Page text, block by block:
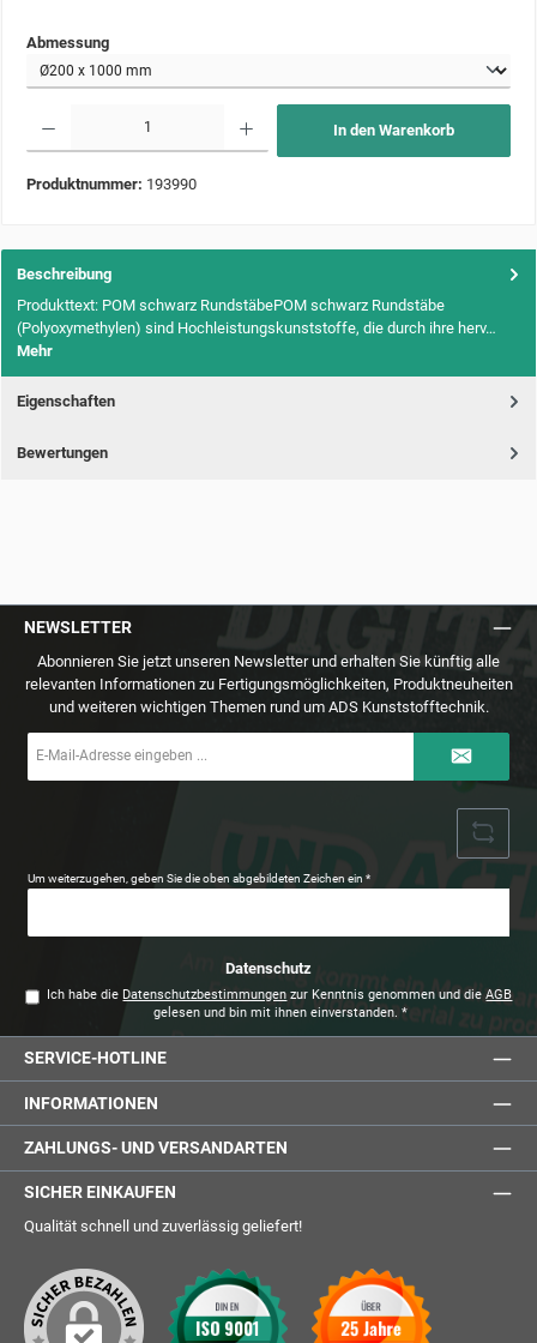
Abmessungauswählen
In den Warenkorb
Produktnummer: 193990
Beschreibung
Produkttext: POM schwarz RundstäbePOM schwarz Rundstäbe
(Polyoxymethylen) sind Hochleistungskunststoffe, die durch ihre herv…
Mehr
Eigenschaften
Bewertungen
NEWSLETTER
Abonnieren Sie jetzt unseren Newsletter und erhalten Sie künftig alle
relevanten Informationen zu Fertigungsmöglichkeiten, Produktneuheiten
und weiteren wichtigen Themen rund um ADS Kunststofftechnik.
Mail-
Um weiterzugehen, geben Sie die oben abgebildeten Zeichen ein*
Datenschutz
Ich habe die Datenschutzbestimmungen zur Kenntnis genommen und dieAGB
gelesen und bin mit ihnen einverstanden. *
SERVICE-HOTLINE
INFORMATIONEN
ZAHLUNGS- UND VERSANDARTEN
SICHER EINKAUFEN
Qualität schnell und zuverlässig geliefert!